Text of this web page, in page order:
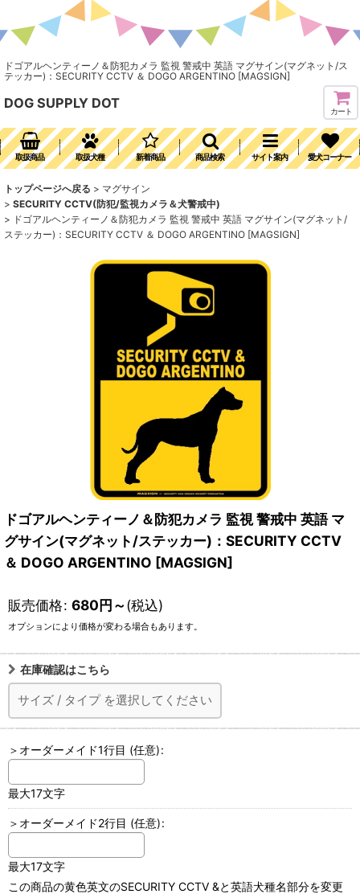
ドゴアルヘンティーノ＆防犯カメラ 監視 警戒中 英語 マグサイン(マグネット/ス
テッカー)：SECURITY CCTV ＆ DOGO ARGENTINO [MAGSIGN]
DOG SUPPLY DOT
カート
取扱商品 取扱犬種 新着商品 商品検索 サイト案内 愛犬コーナー
トップページへ戻る > マグサイン
> SECURITY CCTV(防犯/監視カメラ＆犬警戒中)
> ドゴアルヘンティーノ＆防犯カメラ 監視 警戒中 英語 マグサイン(マグネット/
ステッカー)：SECURITY CCTV ＆ DOGO ARGENTINO [MAGSIGN]
ドゴアルヘンティーノ＆防犯カメラ 監視 警戒中 英語 マ
グサイン(マグネット/ステッカー)：SECURITY CCTV
＆ DOGO ARGENTINO [MAGSIGN]
販売価格: 680円～(税込)
オプションにより価格が変わる場合もあります。
在庫確認はこちら
サイズ / タイプ を選択してください
＞オーダーメイド1行目 (任意):
最大17文字
＞オーダーメイド2行目 (任意):
最大17文字
この商品の黄色英文のSECURITY CCTV &と英語犬種名部分を変更